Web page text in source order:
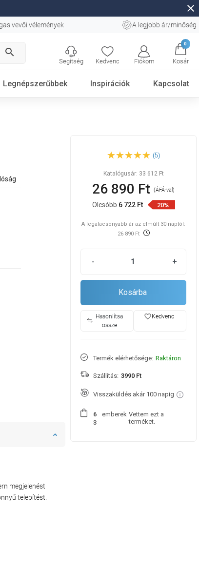
close
vevői vélemények A legjobb ár/minőség
search
Kedvenc Fiókom
0
Kosár
Segítség
Legnépszerűbbek Inspirációk Kapcsolat
megjelenést
telepítést.
mosdókagyló 44 x 44 cm,
(5)
Katalógusár: 33 612 Ft
26 890 Ft(ÁFÁ-val)
Olcsóbb 6 722 Ft 20%
A legalacsonyabb ár az elmúlt 30 naptól:
26 890 Ft
- +
Kosárba
Hasonlítsa
össze
favorite_borderKedvenc
Termék elérhetősége: Raktáron
Szállítás: 3990 Ft
Visszaküldés akár 100 napig
6
3
emberek Vettem ezt a
terméket.